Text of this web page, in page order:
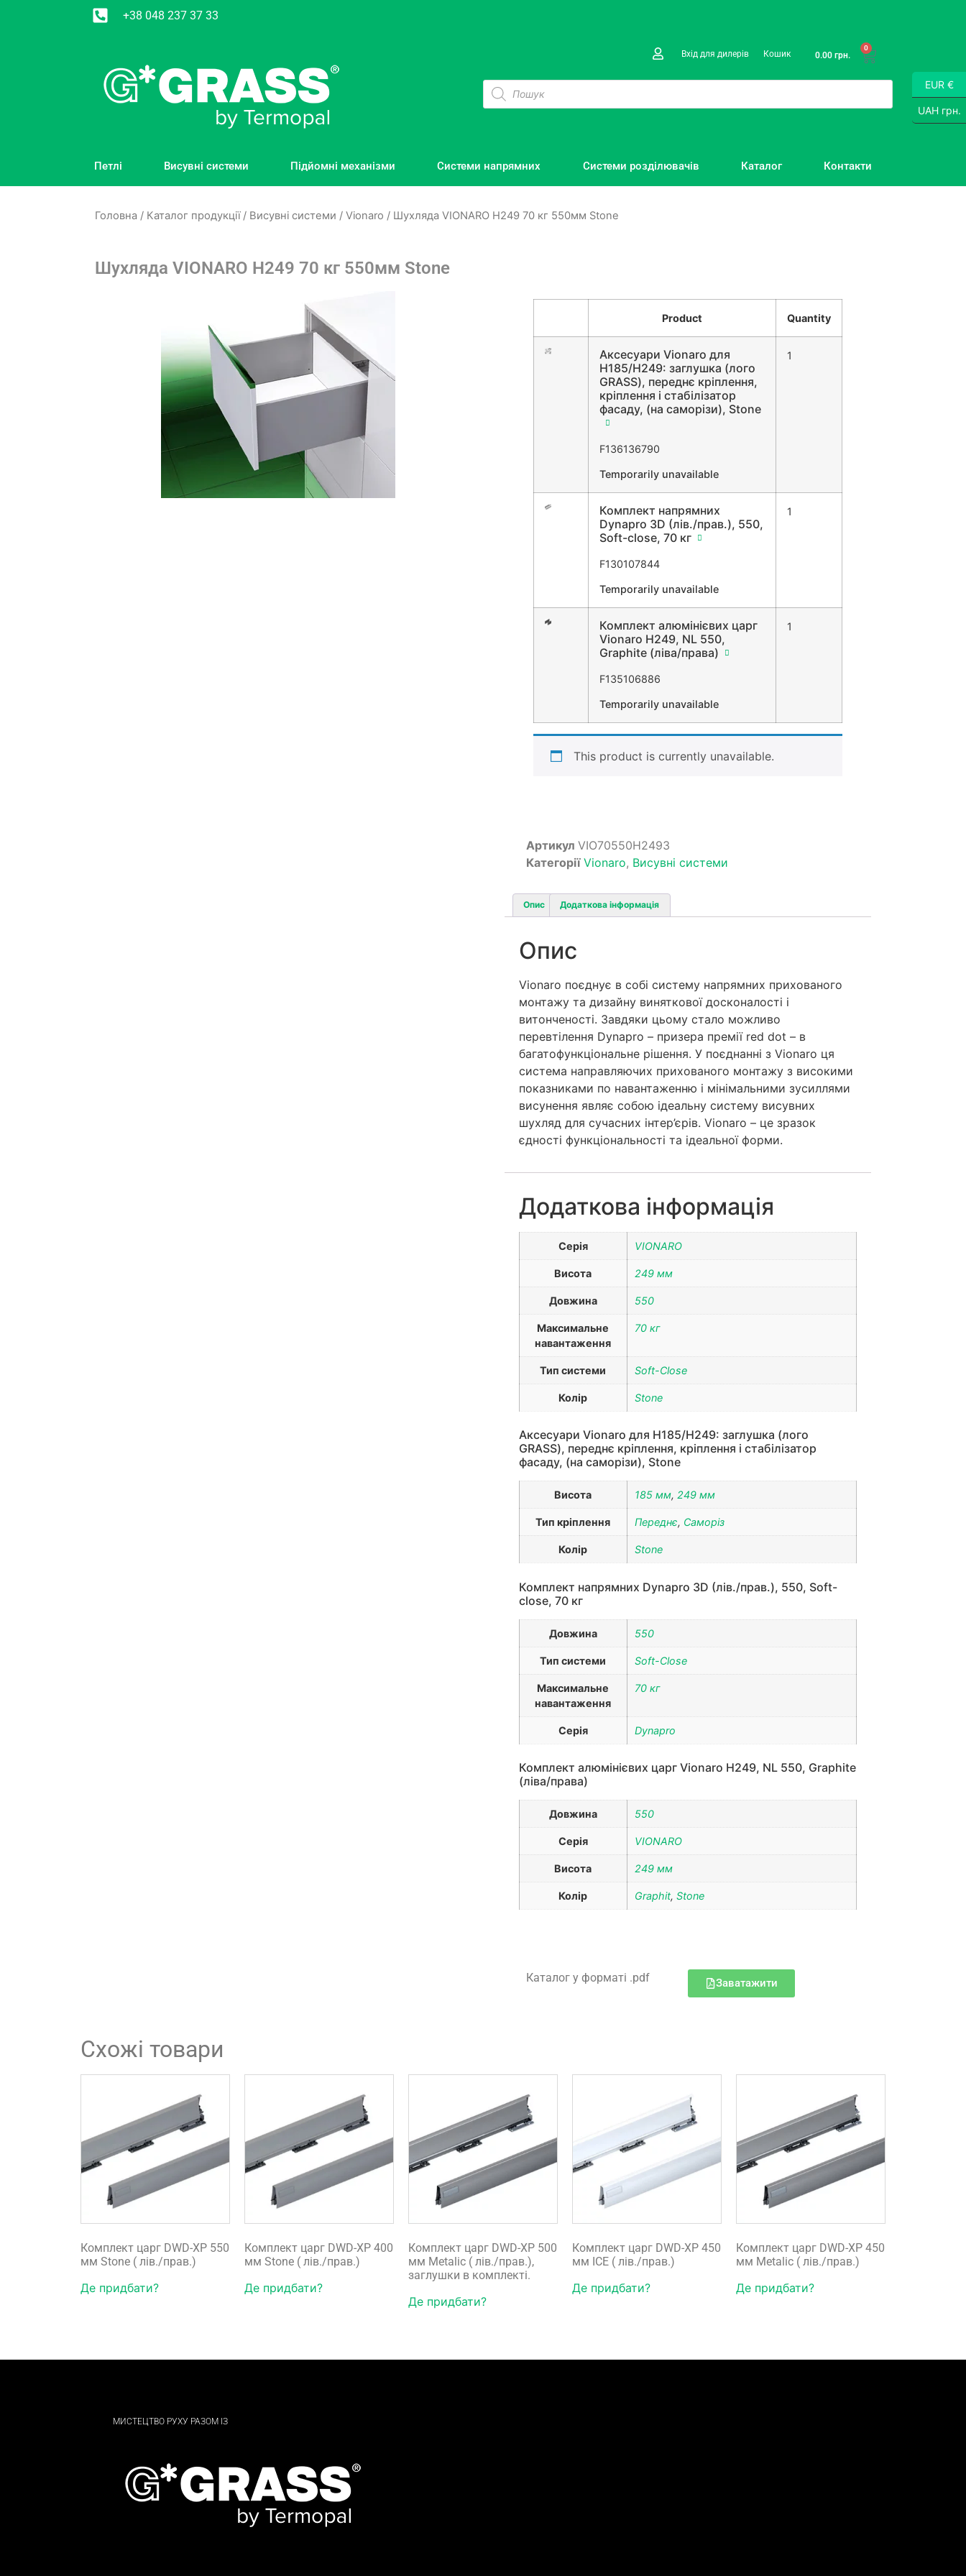
+38 048 237 37 33
Вхід для дилерів Кошик 0.00 грн.
0
Петлі Висувні системи Підйомні механізми Системи напрямних Системи розділювачів Каталог Контакти
Головна / Каталог продукції/ Висувні системи / Vionaro / Шухляда VIONARO H249 70 кг 550мм Stone
Шухляда VIONARO H249 70 кг 550мм Stone
Product Quantity
Аксесуари Vionaro для
H185/H249: заглушка (лого
GRASS), переднє кріплення,
кріплення і стабілізатор
фасаду, (на саморізи), Stone
F136136790
Temporarily unavailable
1
Комплект напрямних
Dynapro 3D (лів./прав.), 550,
Soft-close, 70 кг
F130107844
Temporarily unavailable
1
Комплект алюмінієвих царг
Vionaro H249, NL 550,
Graphite (ліва/права)
F135106886
Temporarily unavailable
1
This product is currently unavailable.
Артикул VIO70550H2493
Категорії Vionaro, Висувні системи
Опис Додаткова інформація
Опис
Vionaro поєднує в собі систему напрямних прихованого
монтажу та дизайну виняткової досконалості і
витонченості. Завдяки цьому стало можливо
перевтілення Dynapro – призера премії red dot – в
багатофункціональне рішення. У поєднанні з Vionaro ця
система направляючих прихованого монтажу з високими
показниками по навантаженню і мінімальними зусиллями
висунення являє собою ідеальну систему висувних
шухляд для сучасних інтер’єрів. Vionaro – це зразок
єдності функціональності та ідеальної форми.
Додаткова інформація
Серія VIONARO
Висота 249 мм
Довжина 550
Максимальне
навантаження
70 кг
Тип системи Soft-Close
Колір Stone
Аксесуари Vionaro для H185/H249: заглушка (лого
GRASS), переднє кріплення, кріплення і стабілізатор
фасаду, (на саморізи), Stone
Висота 185 мм, 249 мм
Тип кріплення Переднє, Саморіз
Колір Stone
Комплект напрямних Dynapro 3D (лів./прав.), 550, Soft-
close, 70 кг
Довжина 550
Тип системи Soft-Close
Максимальне
навантаження
70 кг
Серія Dynapro
Комплект алюмінієвих царг Vionaro H249, NL 550, Graphite
(ліва/права)
Довжина 550
Серія VIONARO
Висота 249 мм
Колір Graphit, Stone
Каталог у форматі .pdf Заватажити
Схожі товари
Комплект царг DWD-XP 550
мм Stone ( лів./прав.)
Де придбати?
Комплект царг DWD-XP 400
мм Stone ( лів./прав.)
Де придбати?
Комплект царг DWD-XP 500
мм Metalic ( лів./прав.),
заглушки в комплекті.
Де придбати?
Комплект царг DWD-XP 450
мм ICE ( лів./прав.)
Де придбати?
Комплект царг DWD-XP 450
мм Metalic ( лів./прав.)
Де придбати?
МИСТЕЦТВО РУХУ РАЗОМ ІЗ
EUR €
UAH грн.